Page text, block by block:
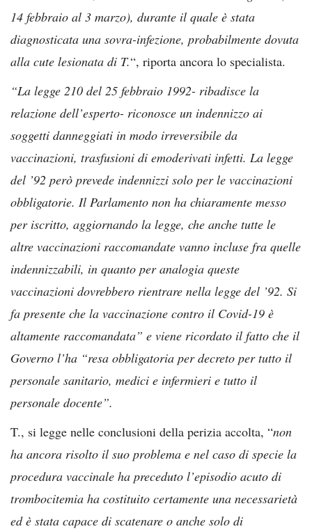
14 febbraio al 3 marzo), durante il quale è stata
diagnosticata una sovra-infezione, probabilmente dovuta
alla cute lesionata di T.“, riporta ancora lo specialista.
“La legge 210 del 25 febbraio 1992- ribadisce la
relazione dell’esperto- riconosce un indennizzo ai
soggetti danneggiati in modo irreversibile da
vaccinazioni, trasfusioni di emoderivati infetti. La legge
del ’92 però prevede indennizzi solo per le vaccinazioni
obbligatorie. Il Parlamento non ha chiaramente messo
per iscritto, aggiornando la legge, che anche tutte le
altre vaccinazioni raccomandate vanno incluse fra quelle
indennizzabili, in quanto per analogia queste
vaccinazioni dovrebbero rientrare nella legge del ’92. Si
fa presente che la vaccinazione contro il Covid-19 è
altamente raccomandata” e viene ricordato il fatto che il
Governo l’ha “resa obbligatoria per decreto per tutto il
personale sanitario, medici e infermieri e tutto il
personale docente”.
T., si legge nelle conclusioni della perizia accolta, “non
ha ancora risolto il suo problema e nel caso di specie la
procedura vaccinale ha preceduto l’episodio acuto di
trombocitemia ha costituito certamente una necessarietà
ed è stata capace di scatenare o anche solo di